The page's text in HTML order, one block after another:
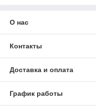
О нас
Контакты
Доставка и оплата
График работы